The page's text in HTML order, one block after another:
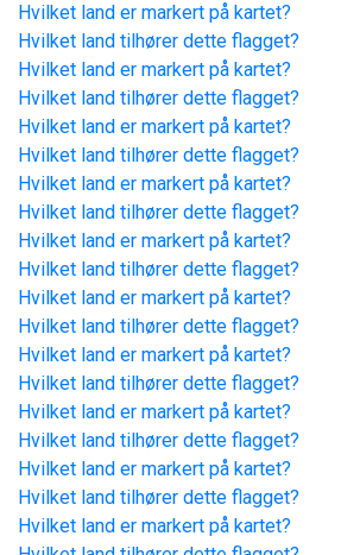
Hvilket land er markert på kartet?
Hvilket land tilhører dette flagget?
Hvilket land er markert på kartet?
Hvilket land tilhører dette flagget?
Hvilket land er markert på kartet?
Hvilket land tilhører dette flagget?
Hvilket land er markert på kartet?
Hvilket land tilhører dette flagget?
Hvilket land er markert på kartet?
Hvilket land tilhører dette flagget?
Hvilket land er markert på kartet?
Hvilket land tilhører dette flagget?
Hvilket land er markert på kartet?
Hvilket land tilhører dette flagget?
Hvilket land er markert på kartet?
Hvilket land tilhører dette flagget?
Hvilket land er markert på kartet?
Hvilket land tilhører dette flagget?
Hvilket land er markert på kartet?